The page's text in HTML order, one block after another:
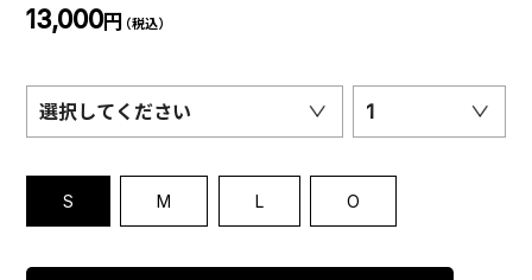
13,000円 （税込）
選択してください 1
S M L O